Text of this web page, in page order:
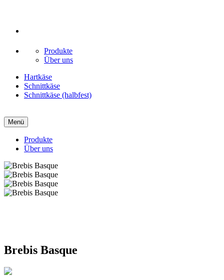
Produkte
Über uns
Hartkäse
Schnittkäse
Schnittkäse (halbfest)
Menü
Produkte
Über uns
Brebis Basque